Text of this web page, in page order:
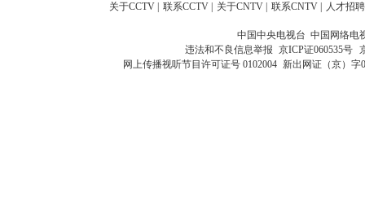
关于CCTV 联系CCTV 关于CNTV 联系CNTV 人才招聘
中国中央电视台 中国网络电
违法和不良信息举报 京ICP证060535号
网上传播视听节目许可证号 0102004 新出网证（京）